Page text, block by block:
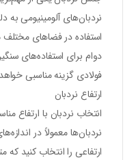
نردبان‌های آلومینیومی به
استفاده در فضاهای مختلف
دوام برای استفاده‌های
فولادی گزینه مناسبی
ارتفاع نردبان
انتخاب نردبان با ارتفاع
نردبان‌ها معمولاً در
ارتفاعی را انتخاب کنید که